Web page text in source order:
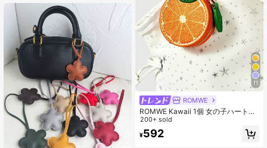
ン、女性の財布や携帯電話アクセサ
リーに最適、友人、家族、彼女への
完璧なギフト、アウトドアアクセサ
リー、パーティーアクセサリー、ギ
フト、記念品、女性のバッグチャー
ム、車のチャーム、女性や女の子へ
のギフト
11
ROMWE
ROMWE Kawaii 1個 女の子ハート立
体オレンジ スウィート クリエイティ
ブバッグペンダント ニッチデザイン
レザーペンダントバッグペンダント
200+ sold
¥592